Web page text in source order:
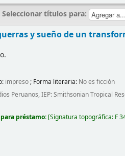
Seleccionar títulos para:
y sueño de un
impreso ; Forma literaria: No es ficción
Peruanos, IEP: Smithsonian Tropical
préstamo: Signatura topográfica: F